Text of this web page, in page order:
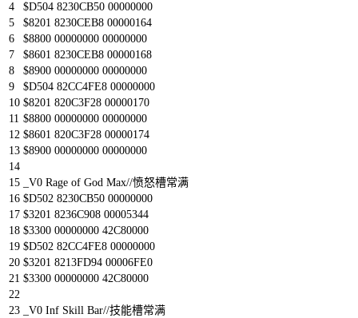
4
5
6
7
8
9
10
11
12
13
14
15
16
17
18
19
20
21
22
23
$D504 8230CB50 00000000
$8201 8230CEB8 00000164
$8800 00000000 00000000
$8601 8230CEB8 00000168
$8900 00000000 00000000
$D504 82CC4FE8 00000000
$8201 820C3F28 00000170
$8800 00000000 00000000
$8601 820C3F28 00000174
$8900 00000000 00000000
_V0 Rage of God Max//愤怒槽常满
$D502 8230CB50 00000000
$3201 8236C908 00005344
$3300 00000000 42C80000
$D502 82CC4FE8 00000000
$3201 8213FD94 00006FE0
$3300 00000000 42C80000
_V0 Inf Skill Bar//技能槽常满